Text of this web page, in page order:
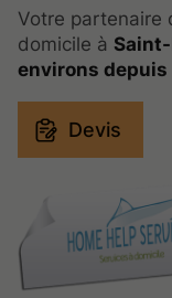
Votre partenaire
domicile à
environs depuis
Devis